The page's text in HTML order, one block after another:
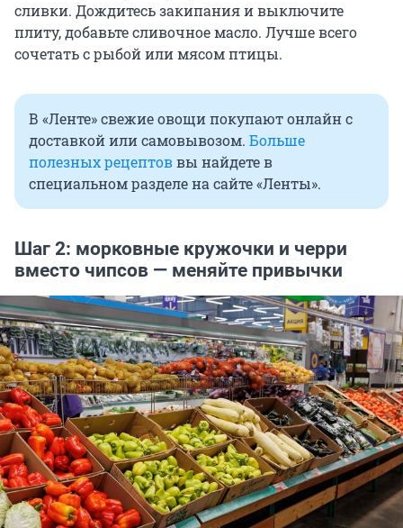
сливки. Дождитесь закипания и выключите
плиту, добавьте сливочное масло. Лучше всего
сочетать с рыбой или мясом птицы.
В «Ленте» свежие овощи покупают онлайн с
доставкой или самовывозом. Больше
полезных рецептоввы найдете в
специальном разделе на сайте «Ленты».
Шаг 2: морковные кружочки и черри
вместо чипсов — меняйте привычки